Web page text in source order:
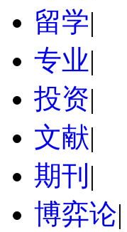
留学|
专业|
投资|
文献|
期刊 |
博弈论|